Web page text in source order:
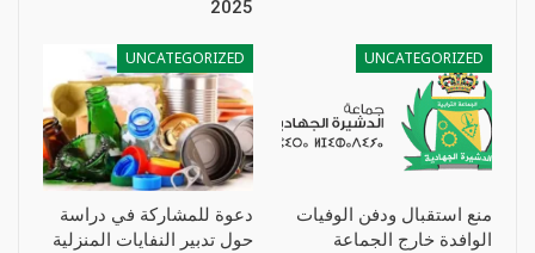
2025
UNCATEGORIZED
منع استقبال ودفن الوفيات
الوافدة خارج الجماعة
UNCATEGORIZED
دعوة للمشاركة في دراسة
حول تدبير النفايات المنزلية